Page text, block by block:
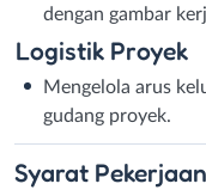
dengan gambar
Logistik Proyek
Mengelola arus
gudang proyek.
Syarat Pekerjaan